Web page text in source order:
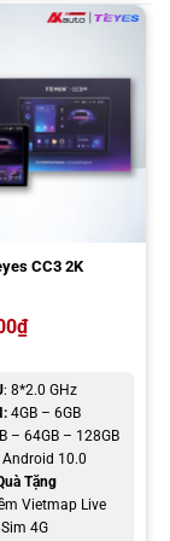
CC3 2K
₫
: 8*2.0 GHz
4GB – 6GB
– 64GB – 128GB
10.0
Tặng
Vietmap Live
Sim 4G
thể lên kế hoạch
2K Max